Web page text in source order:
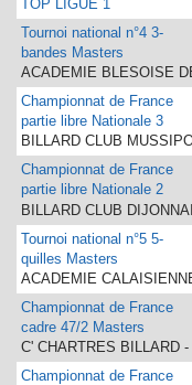
TOP LIGUE 1
Tournoi national n°4 3-
bandes Masters
ACADEMIE BLESOISE
Championnat de France
partie libre Nationale 3
BILLARD CLUB
Championnat de France
partie libre Nationale 2
BILLARD CLUB
Tournoi national n°5 5-
quilles Masters
ACADEMIE
Championnat de France
cadre 47/2 Masters
C' CHARTRES BILLARD
Championnat de France